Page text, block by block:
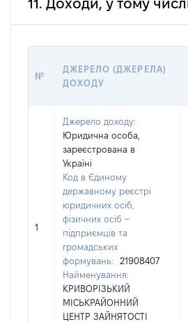
11. Доходи, у тому
№
ДЖЕРЕЛО (ДЖЕРЕЛА)
ДОХОДУ
1
Джерело доходу:
Юридична особа,
зареєстрована в
Україні
Код в Єдиному
державному реєстрі
юридичних осіб,
фізичних осіб –
підприємців та
громадських
формувань:
21908407
Найменування:
КРИВОРІЗЬКИЙ
МІСЬКРАЙОННИЙ
ЦЕНТР ЗАЙНЯТОСТІ